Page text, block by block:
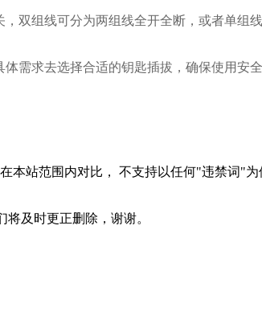
双组线可分为两组线全开全断，或者单组
需求去选择合适的钥匙插拔，确保使用安全
本站范围内对比， 不支持以任何"违禁词"
及时更正删除，谢谢。